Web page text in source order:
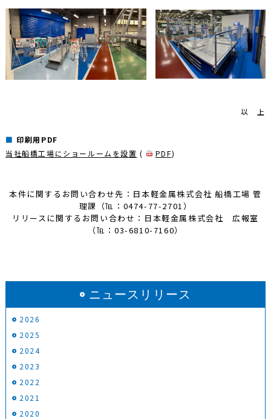
以 上
印刷用PDF
当社船橋工場にショールームを設置 ( PDF)
本件に関するお問い合わせ先：日本軽金属株式会社 船橋工場 管
理課（℡：0474-77-2701）
リリースに関するお問い合わせ：日本軽金属株式会社 広報室
（℡：03-6810-7160）
ニュースリリース
2026
2025
2024
2023
2022
2021
2020